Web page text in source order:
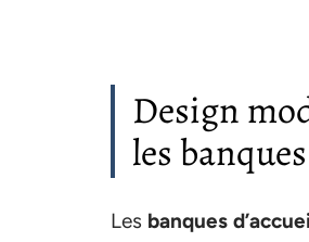
Design
les
Les banques